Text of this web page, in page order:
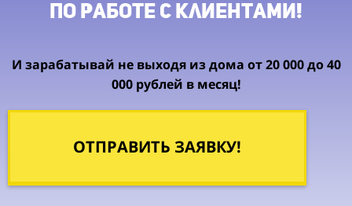
по работе с клиентами!
И зарабатывай не выходя из дома от 20 000 до 40
000 рублей в месяц!
ОТПРАВИТЬ ЗАЯВКУ!